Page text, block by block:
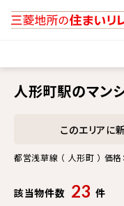
人形町駅のマン
このエリアに
都営浅草線 （ 人形町 ） 価格：- 間取り：- 築年：- 専有面積：- 徒歩分：- 更新
該当物件数 23 件